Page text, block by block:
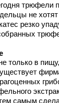
трюфели
не
резко
только в
самым